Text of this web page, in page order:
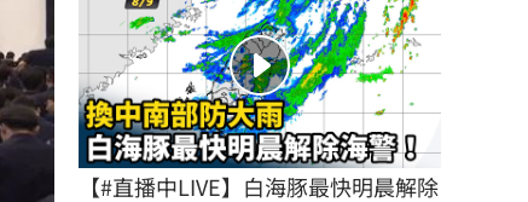
【#直播中LIVE】白海豚最快明晨解除